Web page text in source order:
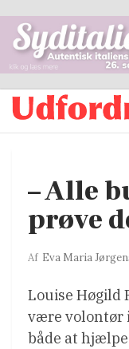
– Alle
prøve
Af Eva Maria
Louise Høgild
være volontør
både at